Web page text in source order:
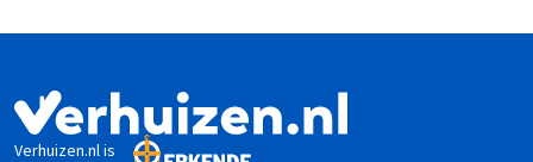
Verhuizen.nl is